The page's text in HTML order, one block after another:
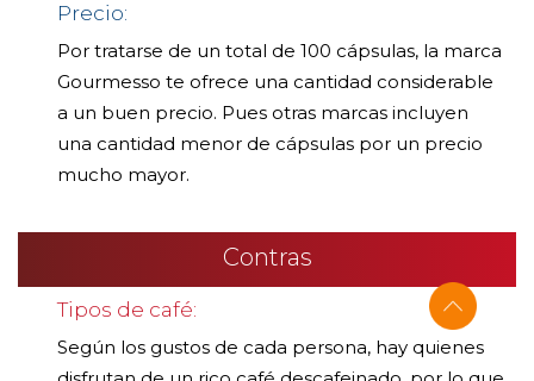
Precio:
Por tratarse de un total de 100 cápsulas, la marca
Gourmesso te ofrece una cantidad considerable
a un buen precio. Pues otras marcas incluyen
una cantidad menor de cápsulas por un precio
mucho mayor.
Contras
Tipos de café:
Según los gustos de cada persona, hay quienes